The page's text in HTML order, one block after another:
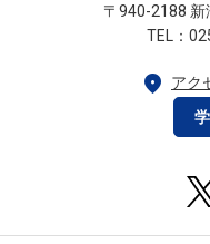
〒940-2188 新
TEL：
location_on アク